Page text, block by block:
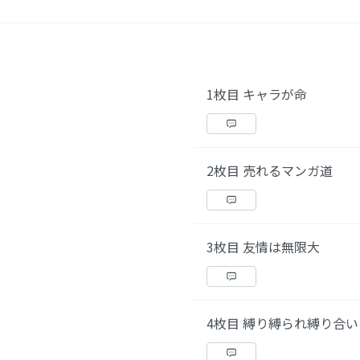
1枚目 キャラが命
2枚目 売れるマンガ道
3枚目 友情は無限大
4枚目 縛り縛られ縛り合い